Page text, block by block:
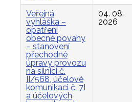
Veřejná
vyhláška –
opatření
obecné povahy
– stanovení
přechodné
úpravy provozu
na silnici č.
II/568, účelové
komunikaci č. 7I
a účelových
04. 08.
2026